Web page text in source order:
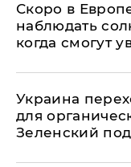
Скоро в
наблюдать
когда смогут
Украина
для
Зеленский